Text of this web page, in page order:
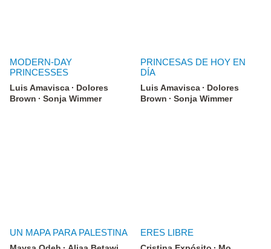
MODERN-DAY
PRINCESSES
Luis Amavisca
Dolores
Brown
Sonja Wimmer
PRINCESAS DE HOY EN
DÍA
Luis Amavisca
Dolores
Brown
Sonja Wimmer
UN MAPA PARA PALESTINA ERES LIBRE